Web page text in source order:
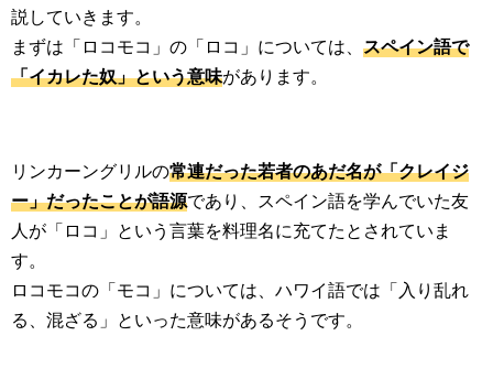
説していきます。
まずは「ロコモコ」の「ロコ」については、 スペイン語で
「イカレた奴」という意味があります。
リンカーングリルの常連だった若者のあだ名が「クレイジ
ー」だったことが語源であり、スペイン語を学んでいた友
人が「ロコ」という言葉を料理名に充てたとされていま
す。
ロコモコの「モコ」については、ハワイ語では「入り乱れ
る、混ざる」といった意味があるそうです。